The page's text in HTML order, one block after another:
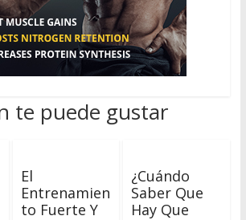
te puede gustar
El
Entrenamien
To Fuerte Y
¿Cuándo
Saber Que
Hay Que